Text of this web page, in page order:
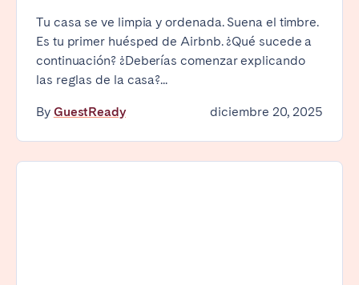
Tu casa se ve limpia y ordenada. Suena el timbre.
Es tu primer huésped de Airbnb. ¿Qué sucede a
continuación? ¿Deberías comenzar explicando
las reglas de la casa?...
By GuestReady diciembre 20, 2025